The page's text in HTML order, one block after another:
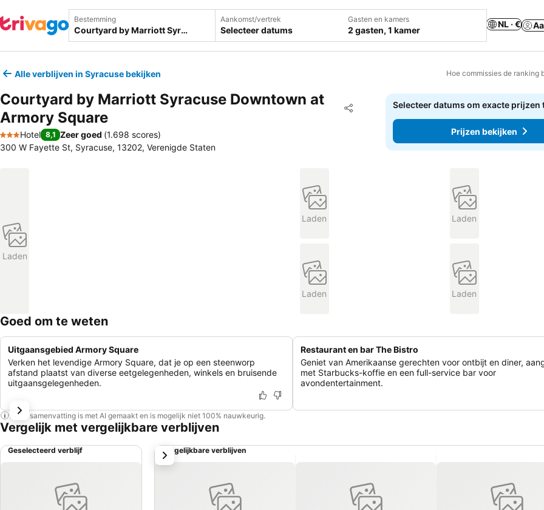
Bestemming Aankomst/vertrek
Selecteer datums
Gasten en kamers
2 gasten, 1 kamer
NL · €
Alle verblijven in Syracuse bekijken Hoe commissies de ranking
Courtyard by Marriott Syracuse Downtown at
Armory Square
Delen
Toevoegen aan favorieten
3 Sterren
Hotel 8,1 Zeer goed (1.698 scores)
300 W Fayette St, Syracuse, 13202, Verenigde Staten
Selecteer datums om exacte prijzen
Prijzen bekijken
Laden
Laden Laden
Laden Laden
Goed om te weten
Uitgaansgebied Armory Square
Verken het levendige Armory Square, dat je op een steenworp
afstand plaatst van diverse eetgelegenheden, winkels en bruisende
uitgaansgelegenheden.
Restaurant en bar The Bistro
Geniet van Amerikaanse gerechten voor ontbijt en diner,
met Starbucks-koffie en een full-service bar voor
avondentertainment.
Deze samenvatting is met AI gemaakt en is mogelijk niet 100% nauwkeurig.
Vergelijk met vergelijkbare verblijven
Geselecteerd verblijf Vergelijkbare verblijven
volgende